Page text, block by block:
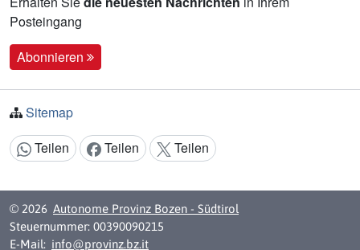
Posteingang
Abonnieren
Sitemap
Inhalt teilen:
Teilen Teilen Teilen
© 2026 Autonome Provinz Bozen - Südtirol
Steuernummer: 00390090215
E-Mail: info@provinz.bz.it